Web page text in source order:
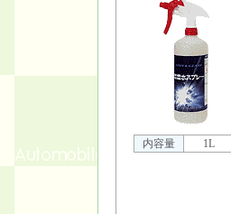
内容量 1L